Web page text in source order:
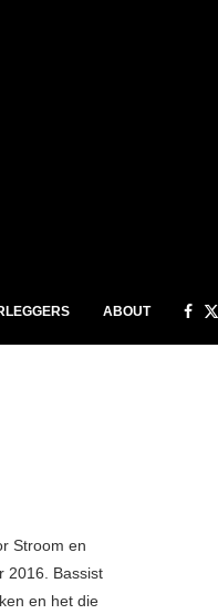
ABOUT
Stroom en
2016. Bassist
en het die